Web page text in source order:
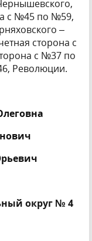
с №45 по №59,
–
сторона с
с №37 по
Революции.
округ № 4